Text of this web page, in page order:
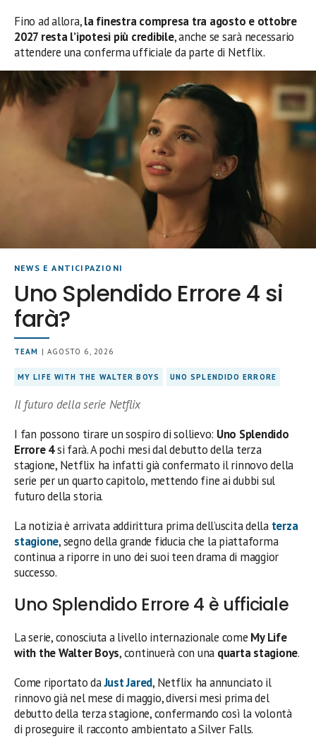
Fino ad allora,la finestra compresa tra agosto e ottobre
2027 resta l’ipotesi più credibile, anche se sarà necessario
attendere una conferma ufficiale da parte di Netflix.
NEWS E ANTICIPAZIONI
Uno Splendido Errore 4 si
farà?
TEAM | AGOSTO 6, 2026
MY LIFE WITH THE WALTER BOYS UNO SPLENDIDO ERRORE
Il futuro della serie Netflix
I fan possono tirare un sospiro di sollievo: Uno Splendido
Errore 4si farà. A pochi mesi dal debutto della terza
stagione, Netflix ha infatti già confermato il rinnovo della
serie per un quarto capitolo, mettendo fine ai dubbi sul
futuro della storia.
La notizia è arrivata addirittura prima dell’uscita della terza
stagione, segno della grande fiducia che la piattaforma
continua a riporre in uno dei suoi teen drama di maggior
successo.
Uno Splendido Errore 4 è ufficiale
La serie, conosciuta a livello internazionale come My Life
with the Walter Boys, continuerà con una quarta stagione.
Come riportato daJust Jared, Netflix ha annunciato il
rinnovo già nel mese di maggio, diversi mesi prima del
debutto della terza stagione, confermando così la volontà
di proseguire il racconto ambientato a Silver Falls.